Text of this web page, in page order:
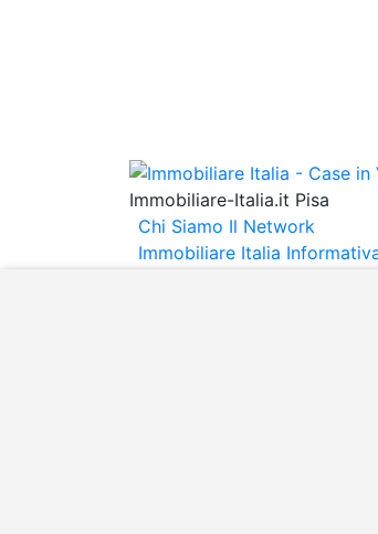
Immobiliare-Italia.it Pisa
Chi Siamo Il Network
Immobiliare Italia
Gli annunci immobiliari
italia.it quindi non è